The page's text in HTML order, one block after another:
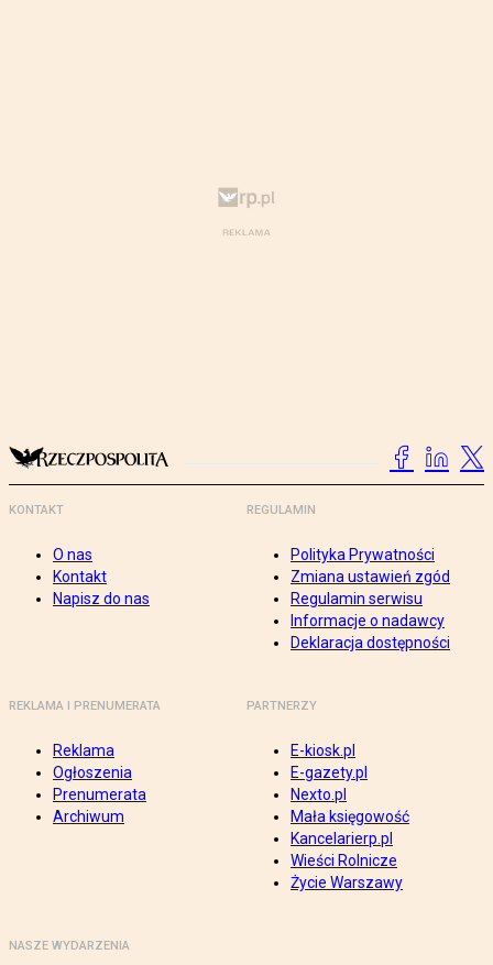
KONTAKT
O nas
Kontakt
Napisz do nas
REGULAMIN
Polityka Prywatności
Zmiana ustawień zgód
Regulamin serwisu
Informacje o nadawcy
Deklaracja dostępności
REKLAMA I PRENUMERATA
Reklama
Ogłoszenia
Prenumerata
Archiwum
PARTNERZY
E-kiosk.pl
E-gazety.pl
Nexto.pl
Mała księgowość
Kancelarierp.pl
Wieści Rolnicze
Życie Warszawy
NASZE WYDARZENIA